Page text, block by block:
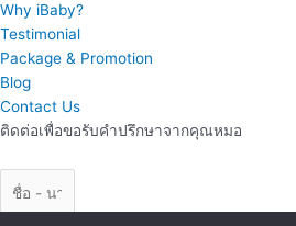
Why iBaby?
Testimonial
Package & Promotion
Blog
Contact Us
ติดต่อเพื่อขอรับคำปรึกษาจากคุณหมอ